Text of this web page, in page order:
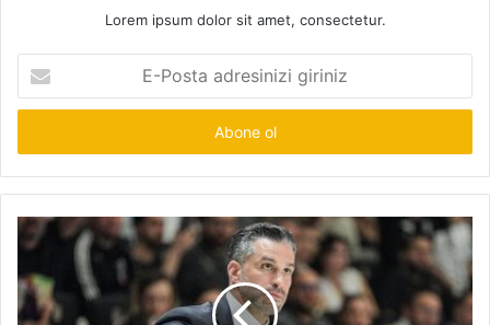
Lorem ipsum dolor sit amet, consectetur.
Posta
adresinizi